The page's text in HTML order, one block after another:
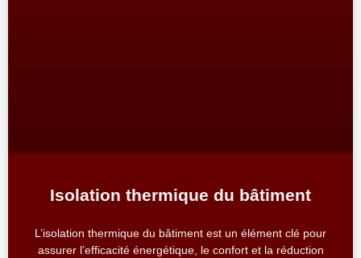
Isolation thermique du bâtiment
L’isolation thermique du bâtiment est un élément clé pour
assurer l’efficacité énergétique, le confort et la réduction